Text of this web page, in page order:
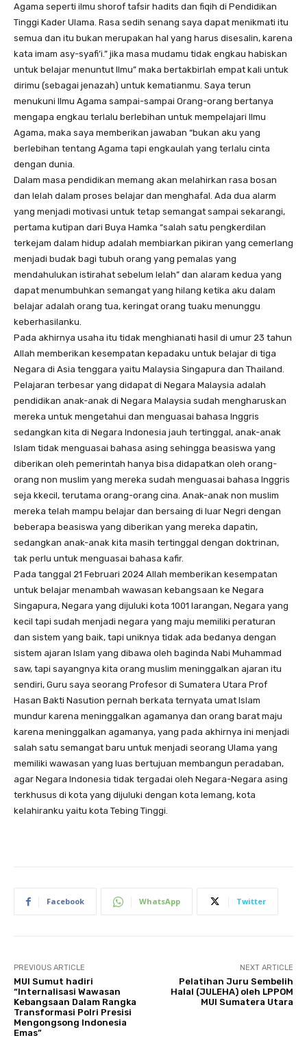
Agama seperti ilmu shorof tafsir hadits dan fiqih di Pendidikan
Tinggi Kader Ulama. Rasa sedih senang saya dapat menikmati itu
semua dan itu bukan merupakan hal yang harus disesalin, karena
kata imam asy-syafi’i.” jika masa mudamu tidak engkau habiskan
untuk belajar menuntut Ilmu” maka bertakbirlah empat kali untuk
dirimu (sebagai jenazah) untuk kematianmu. Saya terun
menukuni Ilmu Agama sampai-sampai Orang-orang bertanya
mengapa engkau terlalu berlebihan untuk mempelajari Ilmu
Agama, maka saya memberikan jawaban “bukan aku yang
berlebihan tentang Agama tapi engkaulah yang terlalu cinta
dengan dunia.
Dalam masa pendidikan memang akan melahirkan rasa bosan
dan lelah dalam proses belajar dan menghafal. Ada dua alarm
yang menjadi motivasi untuk tetap semangat sampai sekarangi,
pertama kutipan dari Buya Hamka “salah satu pengkerdilan
terkejam dalam hidup adalah membiarkan pikiran yang cemerlang
menjadi budak bagi tubuh orang yang pemalas yang
mendahulukan istirahat sebelum lelah” dan alaram kedua yang
dapat menumbuhkan semangat yang hilang ketika aku dalam
belajar adalah orang tua, keringat orang tuaku menunggu
keberhasilanku.
Pada akhirnya usaha itu tidak menghianati hasil di umur 23 tahun
Allah memberikan kesempatan kepadaku untuk belajar di tiga
Negara di Asia tenggara yaitu Malaysia Singapura dan Thailand.
Pelajaran terbesar yang didapat di Negara Malaysia adalah
pendidikan anak-anak di Negara Malaysia sudah mengharuskan
mereka untuk mengetahui dan menguasai bahasa Inggris
sedangkan kita di Negara Indonesia jauh tertinggal, anak-anak
Islam tidak menguasai bahasa asing sehingga beasiswa yang
diberikan oleh pemerintah hanya bisa didapatkan oleh orang-
orang non muslim yang mereka sudah menguasai bahasa Inggris
seja kkecil, terutama orang-orang cina. Anak-anak non muslim
mereka telah mampu belajar dan bersaing di luar Negri dengan
beberapa beasiswa yang diberikan yang mereka dapatin,
sedangkan anak-anak kita masih tertinggal dengan doktrinan,
tak perlu untuk menguasai bahasa kafir.
Pada tanggal 21 Februari 2024 Allah memberikan kesempatan
untuk belajar menambah wawasan kebangsaan ke Negara
Singapura, Negara yang dijuluki kota 1001 larangan, Negara yang
kecil tapi sudah menjadi negara yang maju memiliki peraturan
dan sistem yang baik, tapi uniknya tidak ada bedanya dengan
sistem ajaran Islam yang dibawa oleh baginda Nabi Muhammad
saw, tapi sayangnya kita orang muslim meninggalkan ajaran itu
sendiri, Guru saya seorang Profesor di Sumatera Utara Prof
Hasan Bakti Nasution pernah berkata ternyata umat Islam
mundur karena meninggalkan agamanya dan orang barat maju
karena meninggalkan agamanya, yang pada akhirnya ini menjadi
salah satu semangat baru untuk menjadi seorang Ulama yang
memiliki wawasan yang luas bertujuan membangun peradaban,
agar Negara Indonesia tidak tergadai oleh Negara-Negara asing
terkhusus di kota yang dijuluki dengan kota lemang, kota
kelahiranku yaitu kota Tebing Tinggi.
Facebook WhatsApp Twitter
PREVIOUS ARTICLE
MUI Sumut hadiri
“Internalisasi Wawasan
Kebangsaan Dalam Rangka
Transformasi Polri Presisi
Mengongsong Indonesia
Emas”
NEXT ARTICLE
Pelatihan Juru Sembelih
Halal (JULEHA) oleh LPPOM
MUI Sumatera Utara